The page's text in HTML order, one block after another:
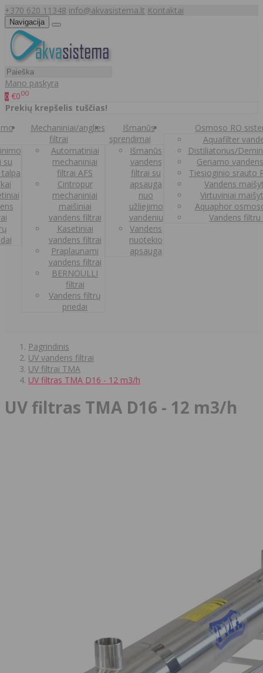
+370 620 11348 info@akvasistema.lt Kontaktai
Navigacija
Mano paskyra
0 €000
Prekių krepšelis tuščias!
su
Mechaniniai/anglies
filtrai
Automatiniai
mechaniniai
filtrai AFS
Cintropur
mechaniniai
maišiniai
vandens filtrai
Kasetiniai
vandens filtrai
Praplaunami
vandens filtrai
BERNOULLI
filtrai
Vandens filtrų
priedai
Išmanūs
sprendimai
Išmanūs
vandens
filtrai su
apsauga
nuo
užliejimo
vandeniu
Vandens
nuotekio
apsauga
Osmoso RO
Aquafilter
Distiliatorius/
Geriamo
Tiesioginio srauto
Vandens
Virtuviniai
Aquaphor
Vandens filtru
Pagrindinis
UV vandens filtrai
UV filtrai TMA
UV filtras TMA D16 - 12 m3/h
UV filtras TMA D16 - 12 m3/h